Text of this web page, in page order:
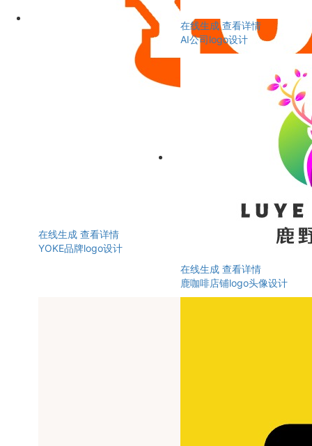
在线生成 查看详情
YOKE品牌logo设计
在线生成 查看详情
AI公司logo设计
在线生成 查看详情
鹿咖啡店铺logo头像设计